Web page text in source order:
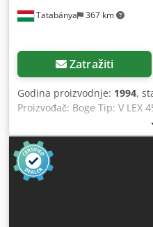
Tatabánya 367 km
Zatražiti
Godina proizvodnje: 1994,
Proizvođač: Boge Tip: V LEX
m3 / min Crjdohtq Dvopfx